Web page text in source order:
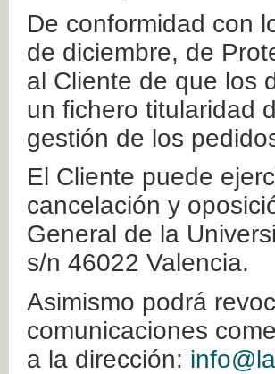
De conformidad con
de diciembre, de
al Cliente de que los
un fichero titularidad
gestión de los
El Cliente puede
cancelación y
General de la
s/n 46022 Valencia.
Asimismo podrá
comunicaciones
a la dirección: